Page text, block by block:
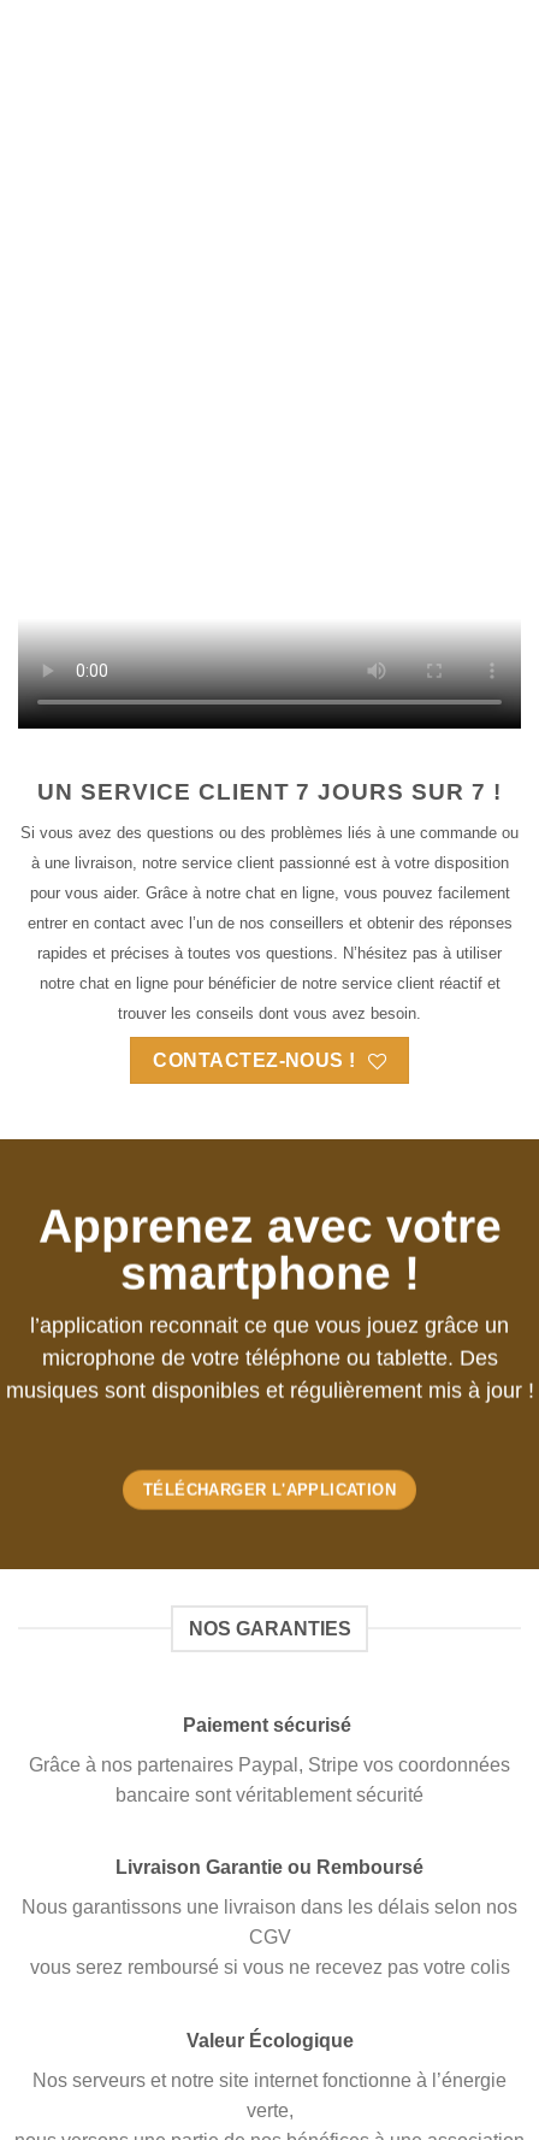
UN SERVICE CLIENT 7 JOURS SUR 7 !
Si vous avez des questions ou des problèmes liés à une commande ou
à une livraison, notre service client passionné est à votre disposition
pour vous aider. Grâce à notre chat en ligne, vous pouvez facilement
entrer en contact avec l’un de nos conseillers et obtenir des réponses
rapides et précises à toutes vos questions. N’hésitez pas à utiliser
notre chat en ligne pour bénéficier de notre service client réactif et
trouver les conseils dont vous avez besoin.
CONTACTEZ-NOUS !
Apprenez avec votre
smartphone !
l’application reconnait ce que vous jouez grâce un
microphone de votre téléphone ou tablette. Des
musiques sont disponibles et régulièrement mis à jour !
TÉLÉCHARGER L'APPLICATION
NOS GARANTIES
Paiement sécurisé
Grâce à nos partenaires Paypal, Stripe vos coordonnées
bancaire sont véritablement sécurité
Livraison Garantie ou Remboursé
Nous garantissons une livraison dans les délais selon nos
CGV
vous serez remboursé si vous ne recevez pas votre colis
Valeur Écologique
Nos serveurs et notre site internet fonctionne à l’énergie
verte,